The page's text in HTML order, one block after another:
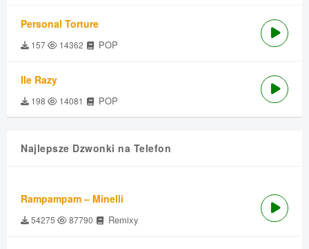
Personal Torture
157 14362 POP
Ile Razy
198 14081 POP
Najlepsze Dzwonki na Telefon
Rampampam – Minelli
54275 87790 Remixy